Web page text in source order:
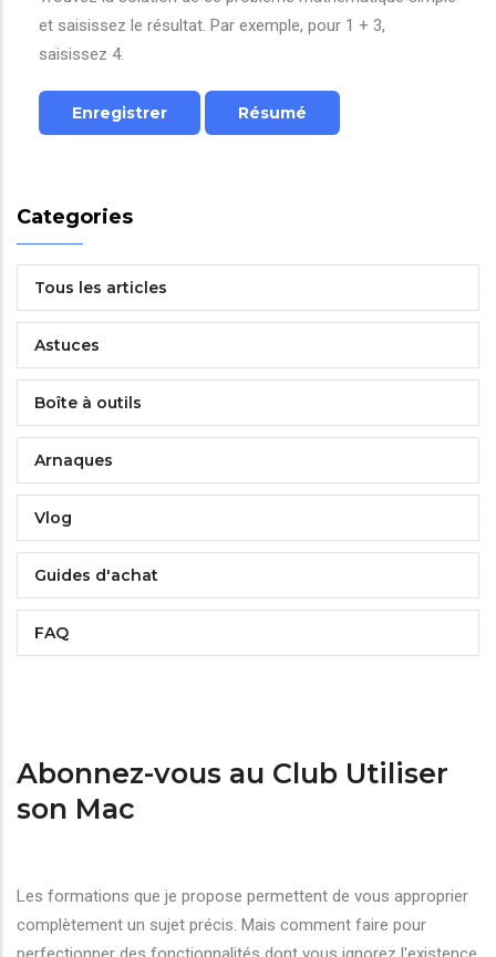
et saisissez le résultat. Par exemple, pour 1 + 3,
saisissez 4.
Categories
Tous les articles
Astuces
Boîte à outils
Arnaques
Vlog
Guides d'achat
FAQ
Abonnez-vous au Club Utiliser
son Mac
Les formations que je propose permettent de vous approprier
complètement un sujet précis. Mais comment faire pour